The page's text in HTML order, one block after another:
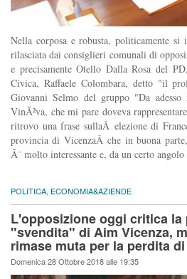
Nella corposa e robusta, politicamente si
rilasciata dai consiglieri comunali di
e precisamente Otello Dalla Rosa del
Civica, Raffaele Colombara, detto "il
Giovanni Selmo del gruppo "Da
VinÃ²va, che mi pare doveva
ritrovo una frase sullaÂ elezione di
provincia di VicenzaÂ che in buona
Ã¨ molto interessante e, da un certo
POLITICA, ECONOMIA&AZIENDE
L'opposizione oggi critica la
"svendita" di Aim Vicenza,
rimase muta per la perdita
Domenica 28 Ottobre 2018 alle 19:35